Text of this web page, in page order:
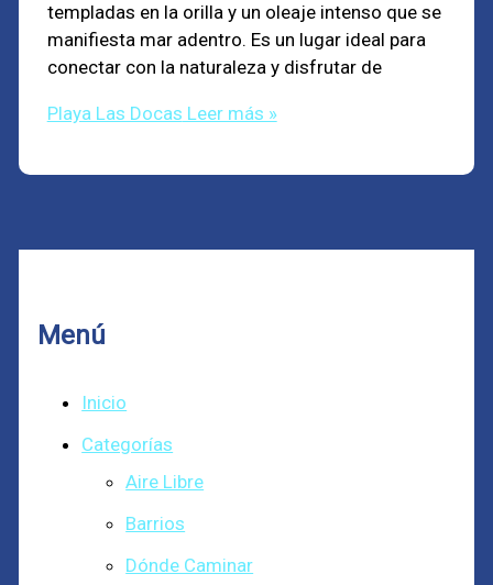
templadas en la orilla y un oleaje intenso que se
manifiesta mar adentro. Es un lugar ideal para
conectar con la naturaleza y disfrutar de
Playa Las Docas Leer más »
Menú
Inicio
Categorías
Aire Libre
Barrios
Dónde Caminar